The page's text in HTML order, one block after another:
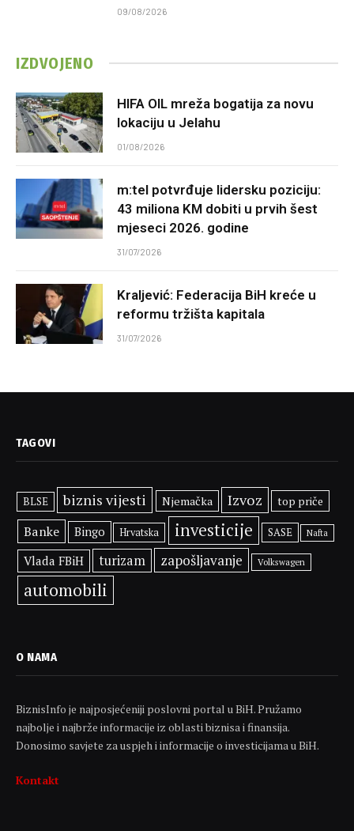
09/08/2026
IZDVOJENO
HIFA OIL mreža bogatija za novu
lokaciju u Jelahu
01/08/2026
m:tel potvrđuje lidersku poziciju:
43 miliona KM dobiti u prvih šest
mjeseci 2026. godine
31/07/2026
Kraljević: Federacija BiH kreće u
reformu tržišta kapitala
31/07/2026
TAGOVI
BLSE biznis vijesti Njemačka Izvoz top priče
Banke Bingo Hrvatska investicije SASE Nafta
Vlada FBiH turizam zapošljavanje Volkswagen
automobili
O NAMA
BiznisInfo je najposjećeniji poslovni portal u BiH. Pružamo
najbolje i najbrže informacije iz oblasti biznisa i finansija.
Donosimo savjete za uspjeh i informacije o investicijama u BiH.
Kontakt